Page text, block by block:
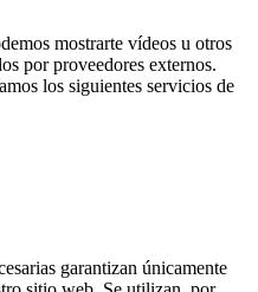
mostrarte vídeos u otros
por proveedores externos.
los siguientes servicios de
garantizan únicamente